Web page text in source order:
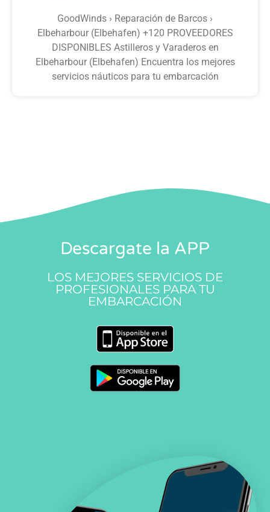
GoodWinds › Reparación de Barcos ›
Elbeharbour (Elbehafen) +120 PROVEEDORES
DISPONIBLES Astilleros y Varaderos en
Elbeharbour (Elbehafen) Encuentra los mejores
servicios náuticos para tu embarcación
Descargate la APP
LOS MEJORES SERVICIOS DE
PROFESIONALES PARA TU
EMBARCACIÓN